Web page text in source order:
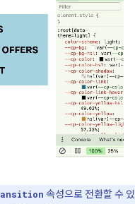
속성으로 전환할 수 있